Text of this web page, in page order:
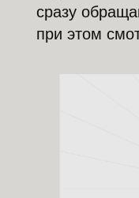
сразу
при этом